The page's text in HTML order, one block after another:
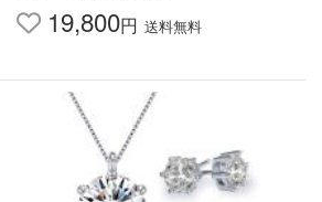
19,800円 送料無料